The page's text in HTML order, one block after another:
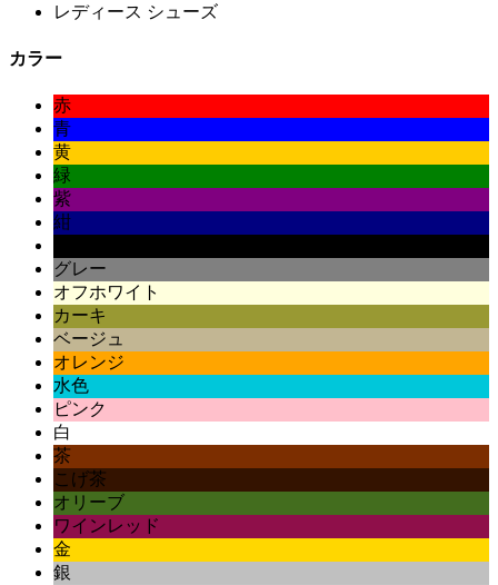
レディース シューズ
カラー
赤
青
黄
緑
紫
紺
グレー
オフホワイト
カーキ
ベージュ
オレンジ
水色
ピンク
白
茶
こげ茶
オリーブ
ワインレッド
金
銀